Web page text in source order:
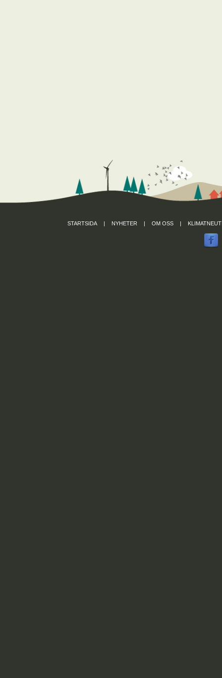
STARTSIDA | NYHETER | OM OSS |